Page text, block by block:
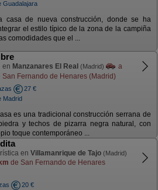
Guadalajara
casa de nueva construcción, donde se ha
el estilo típico de la zona de la campiña
comodidades que el ...
en Manzanares El Real (Madrid)
a
San Fernando de Henares (Madrid)
27 €
Madrid
es una tradicional construcción serrana de
y techos de pizarra negra natural, con
toque contemporáneo ...
en Villamanrique de Tajo (Madrid)
de San Fernando de Henares
20 €